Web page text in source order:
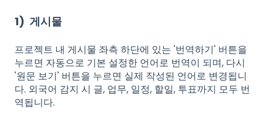
1) 게시물
프로젝트 내 게시물 좌측 하단에 있는 '번역하기' 버튼을
누르면 자동으로 기본 설정한 언어로 번역이 되며, 다시
'원문 보기' 버튼을 누르면 실제 작성된 언어로 변경됩니
다. 외국어 감지 시 글, 업무, 일정, 할일, 투표까지 모두 번
역됩니다.